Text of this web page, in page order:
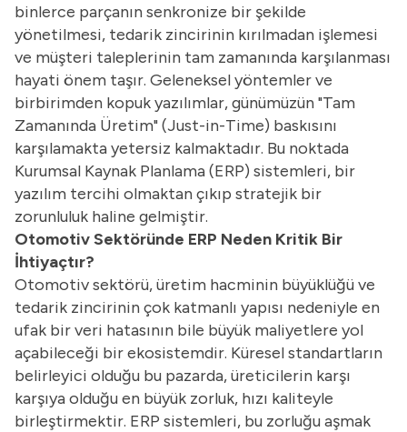
binlerce parçanın senkronize bir şekilde
yönetilmesi, tedarik zincirinin kırılmadan işlemesi
ve müşteri taleplerinin tam zamanında karşılanması
hayati önem taşır. Geleneksel yöntemler ve
birbirimden kopuk yazılımlar, günümüzün "Tam
Zamanında Üretim" (Just-in-Time) baskısını
karşılamakta yetersiz kalmaktadır. Bu noktada
Kurumsal Kaynak Planlama (ERP) sistemleri, bir
yazılım tercihi olmaktan çıkıp stratejik bir
zorunluluk haline gelmiştir.
Otomotiv Sektöründe ERP Neden Kritik Bir
İhtiyaçtır?
Otomotiv sektörü, üretim hacminin büyüklüğü ve
tedarik zincirinin çok katmanlı yapısı nedeniyle en
ufak bir veri hatasının bile büyük maliyetlere yol
açabileceği bir ekosistemdir. Küresel standartların
belirleyici olduğu bu pazarda, üreticilerin karşı
karşıya olduğu en büyük zorluk, hızı kaliteyle
birleştirmektir. ERP sistemleri, bu zorluğu aşmak